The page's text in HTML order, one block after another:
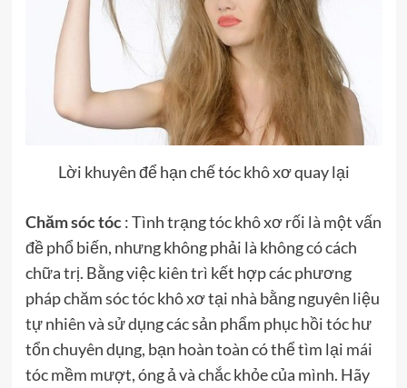
Lời khuyên để hạn chế tóc khô xơ quay lại
Chăm sóc tóc: Tình trạng tóc khô xơ rối là một vấn
đề phổ biến, nhưng không phải là không có cách
chữa trị. Bằng việc kiên trì kết hợp các phương
pháp chăm sóc tóc khô xơ tại nhà bằng nguyên liệu
tự nhiên và sử dụng các sản phẩm phục hồi tóc hư
tổnchuyên dụng, bạn hoàn toàn có thể tìm lại mái
tóc mềm mượt, óng ả và chắc khỏe của mình. Hãy